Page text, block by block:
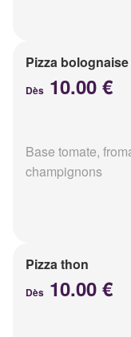
Pizza bolognaise
Dès 10.00 €
Base tomate,
champignons
Pizza thon
Dès 10.00 €